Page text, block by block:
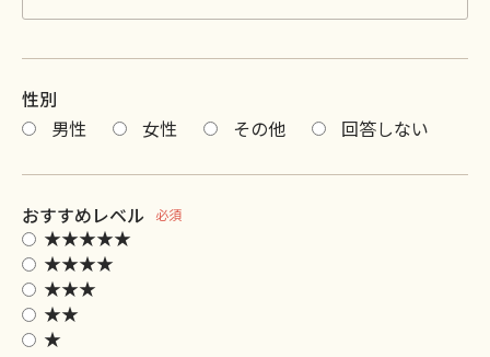
性別
男性
女性 その他 回答しない
おすすめレベル 必須
★★★★★
★★★★
★★★
★★
★